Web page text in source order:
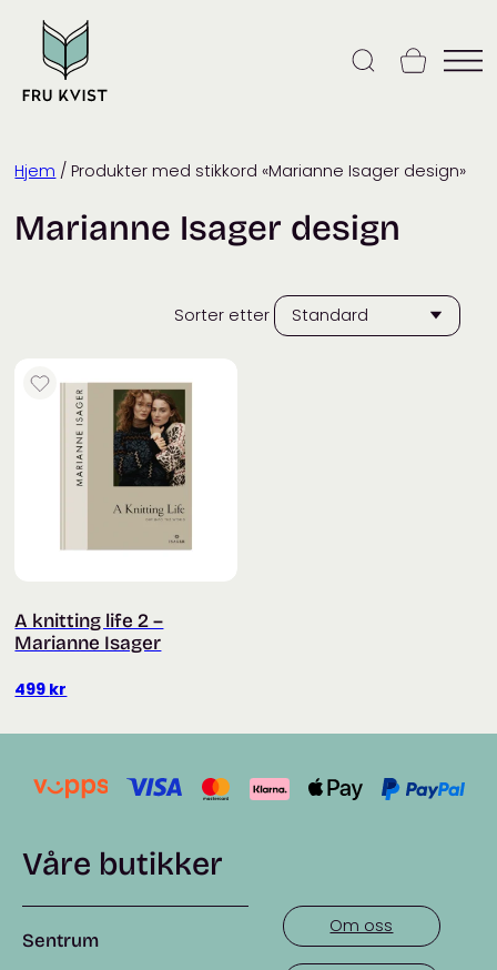
content
Hjem / Produkter med stikkord «Marianne Isager design»
Marianne Isager design
Sorter etter
A knitting life 2 –
Marianne Isager
499 kr
Våre butikker
Sentrum
Om oss